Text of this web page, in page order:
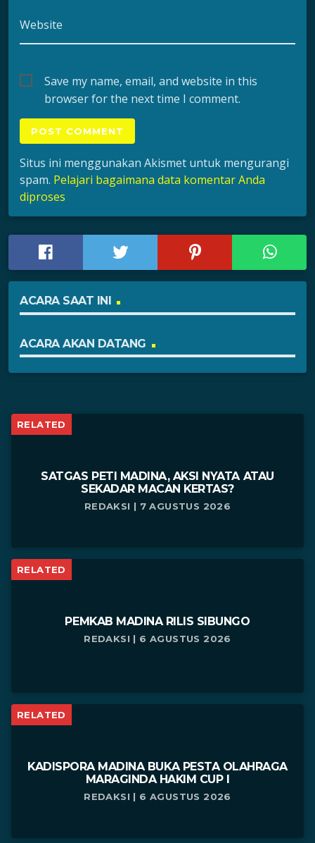
Website
Save my name, email, and website in this
browser for the next time I comment.
Situs ini menggunakan Akismet untuk mengurangi
spam. Pelajari bagaimana data komentar Anda
diproses
ACARA SAAT INI
ACARA AKAN DATANG
RELATED
SATGAS PETI MADINA, AKSI NYATA ATAU
SEKADAR MACAN KERTAS?
REDAKSI | 7 AGUSTUS 2026
RELATED
PEMKAB MADINA RILIS SIBUNGO
REDAKSI | 6 AGUSTUS 2026
RELATED
KADISPORA MADINA BUKA PESTA OLAHRAGA
MARAGINDA HAKIM CUP I
REDAKSI | 6 AGUSTUS 2026